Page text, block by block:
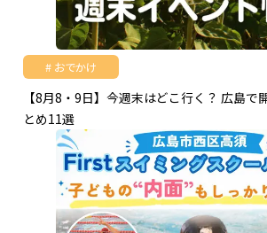
おでかけ
【8月8・9日】今週末はどこ行く？ 広島で
とめ11選